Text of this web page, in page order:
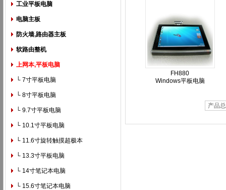
工业平板电脑
电脑主板
防火墙,路由器主板
软路由整机
上网本,平板电脑
└ 7寸平板电脑
└ 8寸平板电脑
└ 9.7寸平板电脑
└ 10.1寸平板电脑
└ 11.6寸旋转触摸超极本
└ 13.3寸平板电脑
└ 14寸笔记本电脑
└ 15.6寸笔记本电脑
FH880
Windows平板电脑
产品